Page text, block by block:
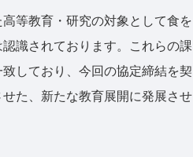
等教育・研究の対象として食を
識されております。これらの課
しており、今回の協定締結を契
た、新たな教育展開に発展させ